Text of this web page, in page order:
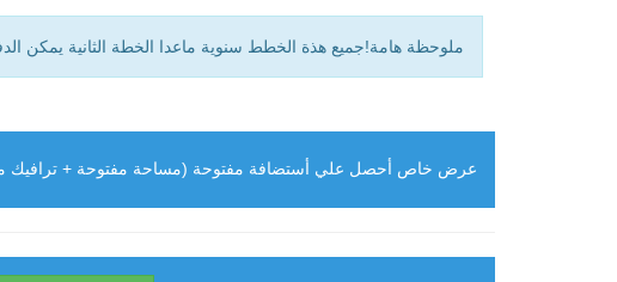
ملوحظة هامة!جميع هذة الخطط سنوية ماعدا الخطة الثانية يمكن
عرض خاص أحصل علي أستضافة مفتوحة (مساحة مفتوحة + ترافيك